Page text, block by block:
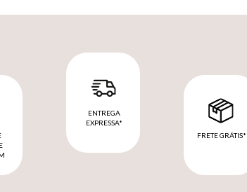
ENTREGA
EXPRESSA*
FRETE GRÁTIS*